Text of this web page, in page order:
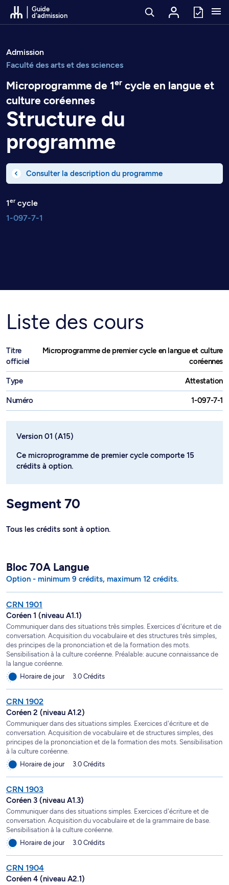
Passer au contenu
Guide
d'admission
Admission
Faculté des arts et des sciences
Microprogramme de 1er cycle en langue et
culture coréennes
Structure du
programme
Consulter la description du programme
1ercycle
1-097-7-1
Liste des cours
Titre
officiel
Microprogramme de premier cycle en langue et culture
coréennes
Type Attestation
Numéro 1-097-7-1
Version 01 (A15)
Ce microprogramme de premier cycle comporte 15
crédits à option.
Segment 70
Tous les crédits sont à option.
Bloc 70A Langue
Option - minimum 9 crédits, maximum 12 crédits.
CRN 1901
Coréen 1 (niveau A1.1)
Communiquer dans des situations très simples. Exercices d'écriture et de
conversation. Acquisition du vocabulaire et des structures très simples,
des principes de la prononciation et de la formation des mots.
Sensibilisation à la culture coréenne. Préalable: aucune connaissance de
la langue coréenne.
Horaire de jour
3.0 Crédits
CRN 1902
Coréen 2 (niveau A1.2)
Communiquer dans des situations simples. Exercices d'écriture et de
conversation. Acquisition de vocabulaire et de structures simples, des
principes de la prononciation et de la formation des mots. Sensibilisation
à la culture coréenne.
Horaire de jour
3.0 Crédits
CRN 1903
Coréen 3 (niveau A1.3)
Communiquer dans des situations simples. Exercices d'écriture et de
conversation. Acquisition du vocabulaire et de la grammaire de base.
Sensibilisation à la culture coréenne.
Horaire de jour
3.0 Crédits
CRN 1904
Coréen 4 (niveau A2.1)